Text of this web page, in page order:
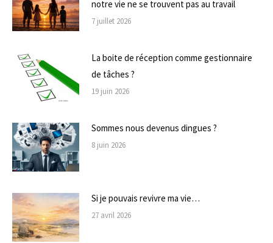
notre vie ne se trouvent pas au travail
7 juillet 2026
La boite de réception comme gestionnaire
de tâches ?
19 juin 2026
Sommes nous devenus dingues ?
8 juin 2026
Si je pouvais revivre ma vie…
27 avril 2026